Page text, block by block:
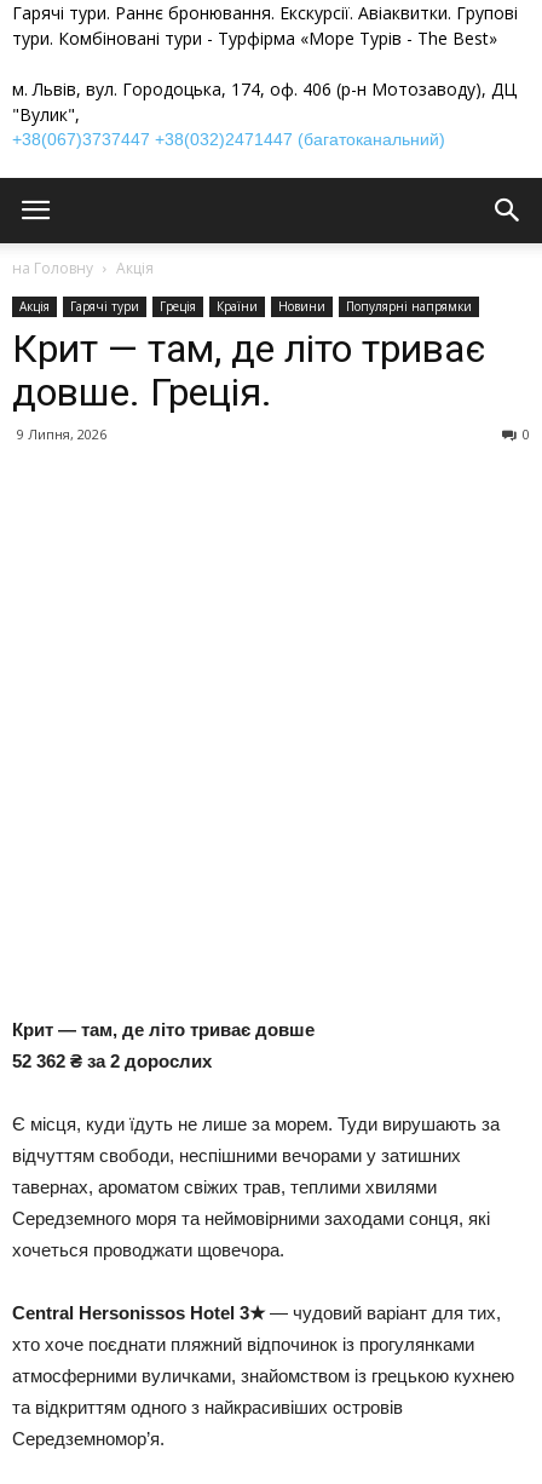
Гарячі тури. Раннє бронювання. Екскурсії. Авіаквитки. Групові
тури. Комбіновані тури - Турфірма «Море Турів - The Best»
м. Львів, вул. Городоцька, 174, оф. 406 (р-н Мотозаводу), ДЦ
"Вулик",
+38(067)3737447 +38(032)2471447 (багатоканальний)
на Головну Акція
Акція Гарячі тури Греція Країни Новини Популярні напрямки
Крит — там, де літо триває
довше. Греція.
9 Липня, 2026 0
Крит — там, де літо триває довше
52 362 ₴ за 2 дорослих
Є місця, куди їдуть не лише за морем. Туди вирушають за
відчуттям свободи, неспішними вечорами у затишних
тавернах, ароматом свіжих трав, теплими хвилями
Середземного моря та неймовірними заходами сонця, які
хочеться проводжати щовечора.
Central Hersonissos Hotel 3★— чудовий варіант для тих,
хто хоче поєднати пляжний відпочинок із прогулянками
атмосферними вуличками, знайомством із грецькою кухнею
та відкриттям одного з найкрасивіших островів
Середземномор’я.